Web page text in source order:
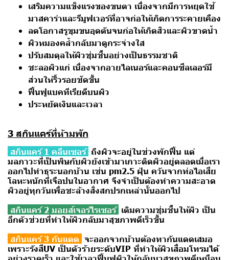
เสริมความแข็งแรงของขนตา เนื่องจากมีการหยุดใช้
มาสคาร่าและรีมูฟเวอร์ที่อาจก่อให้เกิดการระคายเคือง
ลดโอกาสรูขุมขนอุดตันจนก่อให้เกิดสิวและผิวขาดน้ำ
ผิวหมองคล้ำกลับมาดูกระจ่างใส
ปรับสมดุลให้ผิวชุ่มชื้นอย่างเป็นธรรมชาติ
ชะลอผิวแก่ เนื่องจากอายไลเนอร์และคอนซีลเลอร์มี
ส่วนให้ริ้วรอยชัดขึ้น
ฟื้นฟูแบคทีเรียดีบนผิว
ประหยัดเงินและเวลา
3 สกินแคร์ที่ห้ามพัก
สกินแคร์ 1 คลีนเซอร์ ถึงผิวจะอยู่ในช่วงพักฟื้น แต่
มลภาวะที่เป็นพิษกับผิวยังเข้ามาเกาะติดผิวอยู่ตลอดเมื่อเรา
ออกไปทำธุระนอกบ้าน เช่น pm2.5 ฝุ่น ควันจากท่อไอเสีย
โลหะหนักที่เจือปนในอากาศ จึงจำเป็นต้องทำความสะอาด
ผิวอยู่ทุกวันเพื่อชะล้างสิ่งสกปรกเหล่านั้นออกไป
สกินแคร์ 2 มอยส์เจอร์ไรเซอร์ เติมความชุ่มชื้นให้ผิว เป็น
อีกตัวช่วยที่ทำให้ผิวกลับมาสุขภาพดีเร็วขึ้น
สกินแคร์ 3 กันแดด จะออกจากบ้านต้องทากันแดดเสมอ
เพราะรังสีUV เป็นตัวร้ายระดับVIP ที่ทำให้ผิวเสื่อมโทรมได้